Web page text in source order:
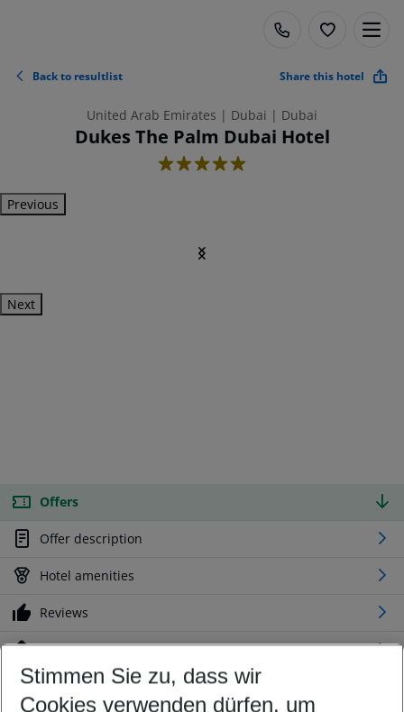
Back to resultlist Share this hotel
United Arab Emirates | Dubai | Dubai
Dukes The Palm Dubai Hotel
5
Previous
Next
Offers
Offer description
Hotel amenities
Reviews
Location
Customize your offer
Stimmen Sie zu, dass wir
Cookies verwenden dürfen, um